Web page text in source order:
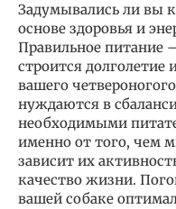
Задумывались ли вы
основе здоровья и
Правильное питание
строится долголетие
вашего
нуждаются в
необходимыми
именно от того, чем
зависит их
качество жизни.
вашей собаке